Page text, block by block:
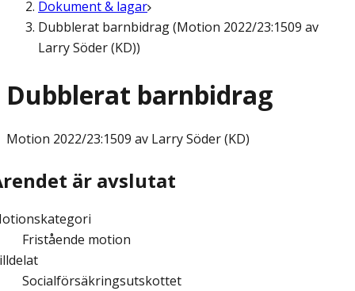
Dokument & lagar
Dubblerat barnbidrag (Motion 2022/23:1509 av
Larry Söder (KD))
Dubblerat barnbidrag
Motion 2022/23:1509 av Larry Söder (KD)
är avslutat
Fristående motion
Socialförsäkringsutskottet